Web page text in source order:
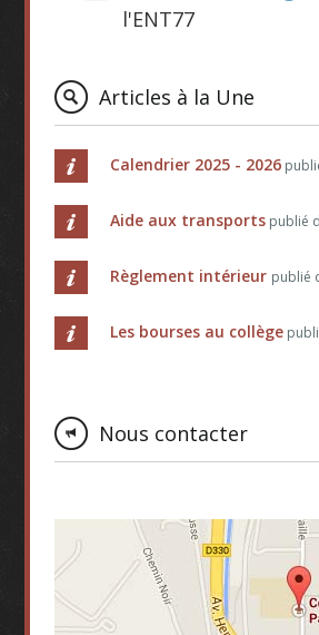
l'ENT77
Articles à la Une
Calendrier 2025 - 2026
Aide aux transportspublié
Règlement intérieur publié
Les bourses au collège
Nous contacter